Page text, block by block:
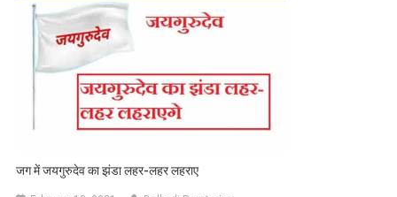
जग में जयगुरुदेव का झंडा लहर-लहर लहराए